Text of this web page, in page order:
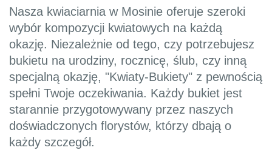
Nasza kwiaciarnia w Mosinie oferuje szeroki
wybór kompozycji kwiatowych na każdą
okazję. Niezależnie od tego, czy potrzebujesz
bukietu na urodziny, rocznicę, ślub, czy inną
specjalną okazję, "Kwiaty-Bukiety" z pewnością
spełni Twoje oczekiwania. Każdy bukiet jest
starannie przygotowywany przez naszych
doświadczonych florystów, którzy dbają o
każdy szczegół.